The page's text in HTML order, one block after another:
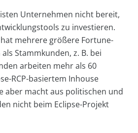
Unternehmen nicht bereit,
zu investieren.
mehrere größere Fortune-
Stammkunden, z. B. bei
arbeiten mehr als 60
RCP-basiertem Inhouse
aber macht aus politischen und
nicht beim Eclipse-Projekt